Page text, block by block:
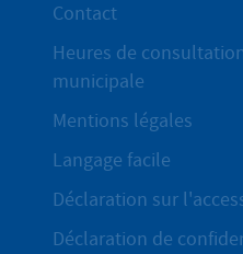
Contact
Heures de
municipale
Mentions légales
Langage facile
Déclaration sur
Déclaration de